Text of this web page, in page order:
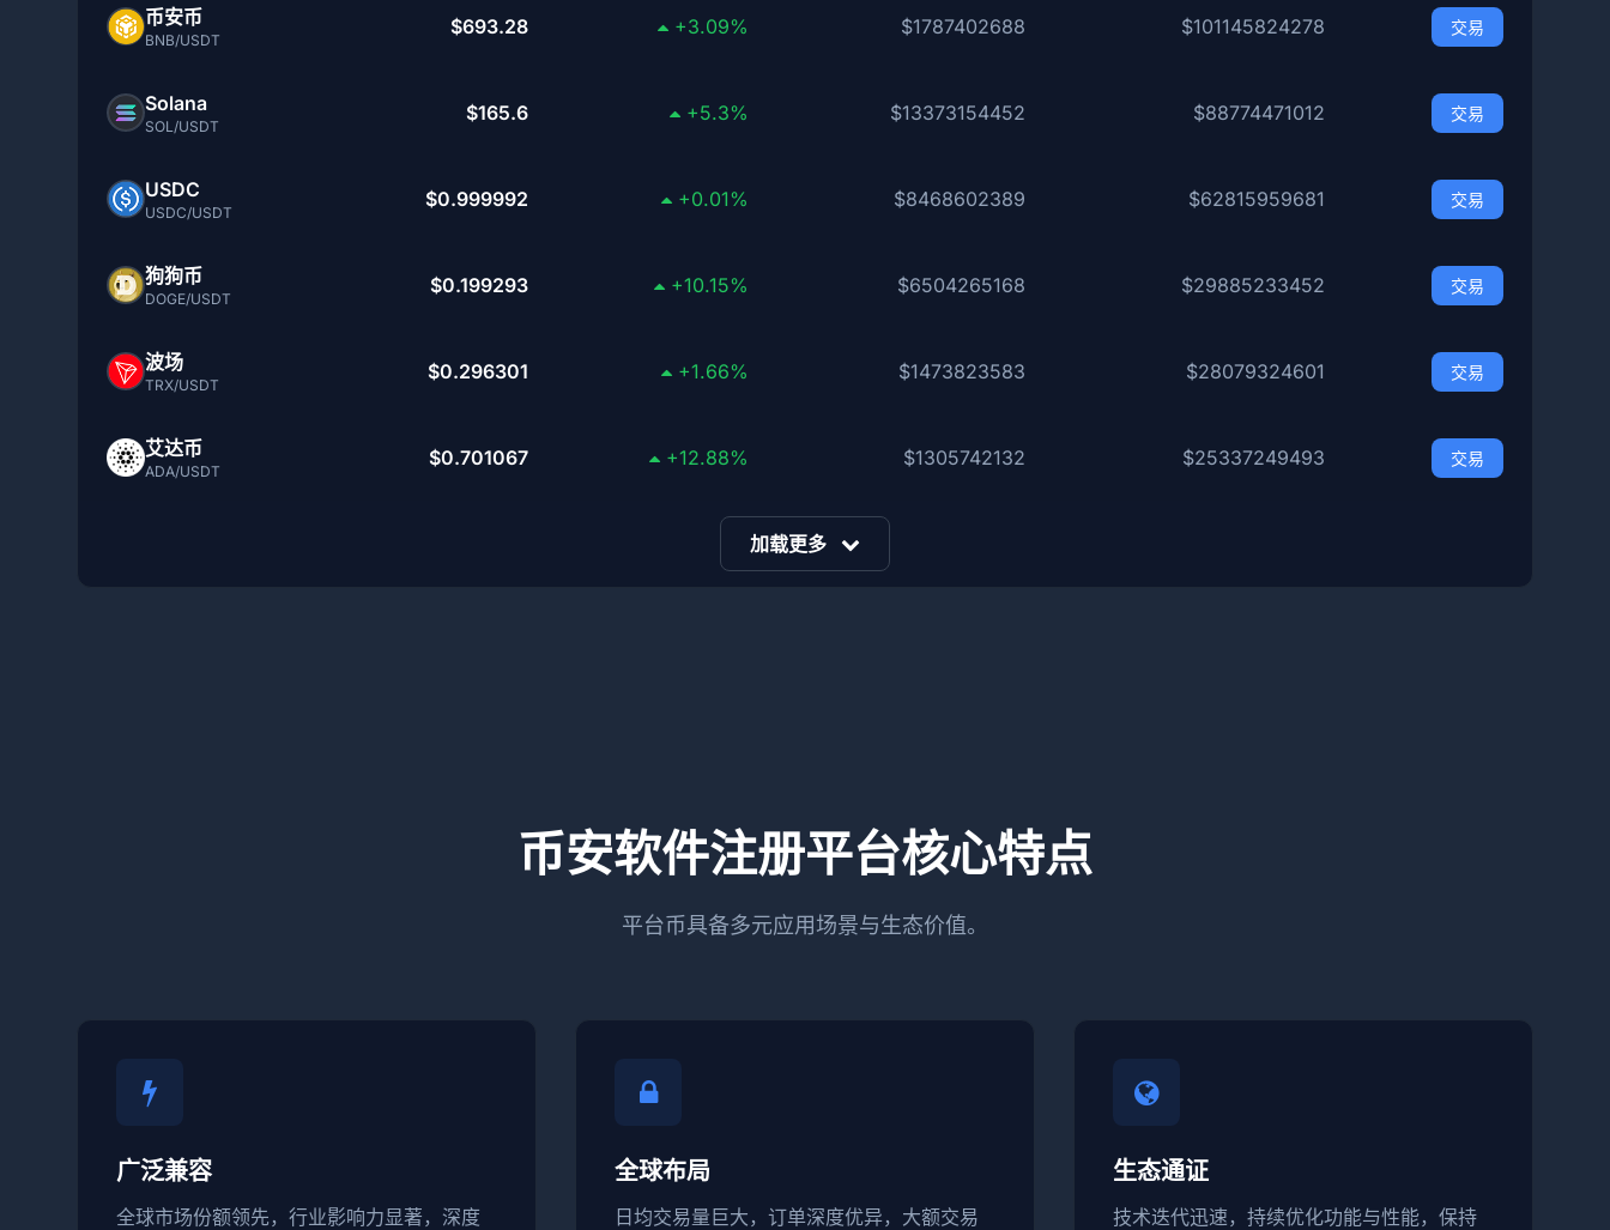
币安币
BNB/USDT
$693.28 +3.09% $1787402688 $101145824278 交易
Solana
SOL/USDT
$165.6 +5.3% $13373154452 $88774471012 交易
USDC
USDC/USDT
$0.999992 +0.01% $8468602389 $62815959681 交易
狗狗币
DOGE/USDT
$0.199293 +10.15% $6504265168 $29885233452 交易
波场
TRX/USDT
$0.296301 +1.66% $1473823583 $28079324601 交易
艾达币
ADA/USDT
$0.701067 +12.88% $1305742132 $25337249493 交易
加载更多
币安软件注册平台核心特点
平台币具备多元应用场景与生态价值。
广泛兼容
全球市场份额领先，行业影响力显著，深度
全球布局
日均交易量巨大，订单深度优异，大额交易
生态通证
技术迭代迅速，持续优化功能与性能，保持